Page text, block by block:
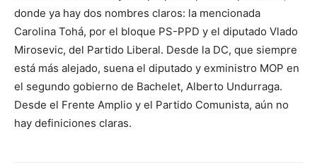
donde ya hay dos nombres claros: la mencionada
Carolina Tohá, por el bloque PS-PPD y el diputado Vlado
Mirosevic, del Partido Liberal. Desde la DC, que siempre
está más alejado, suena el diputado y exministro MOP en
el segundo gobierno de Bachelet, Alberto Undurraga.
Desde el Frente Amplio y el Partido Comunista, aún no
hay definiciones claras.